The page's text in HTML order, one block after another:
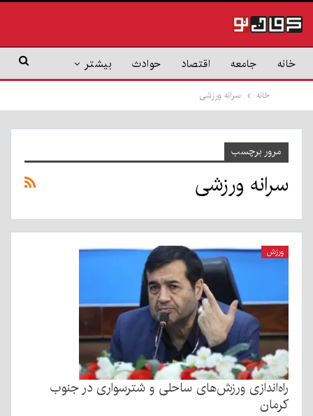
خانه جامعه اقتصاد حوادث بیشتر
خانه سرانه ورزشی
مرور برچسب
سرانه ورزشی
ورزش
راه‌اندازی ورزش‌های ساحلی و شترسواری در جنوب
کرمان